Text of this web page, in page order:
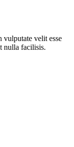
velit esse
nulla facilisis.